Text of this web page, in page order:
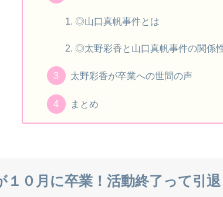
◎山口真帆事件とは
◎太野彩香と山口真帆事件の関係
太野彩香が卒業への世間の声
まとめ
１０月に卒業！活動終了って引退